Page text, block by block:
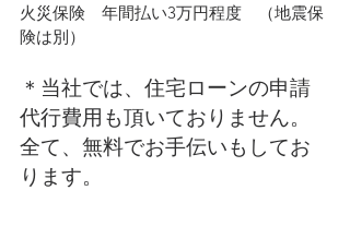
火災保険　年間払い3万円程度　（地震保
険は別）
＊当社では、住宅ローンの申請
代行費用も頂いておりません。
全て、無料でお手伝いもしてお
ります。